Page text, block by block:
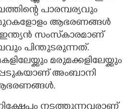
പാരമ്പര്യവും
ആഭരണങ്ങൾ
സംസ്‌കാരമാണ്
പിന്തുടരുന്നത്.
മരുമക്കളിലേയ്ക്കും
അംബാനി